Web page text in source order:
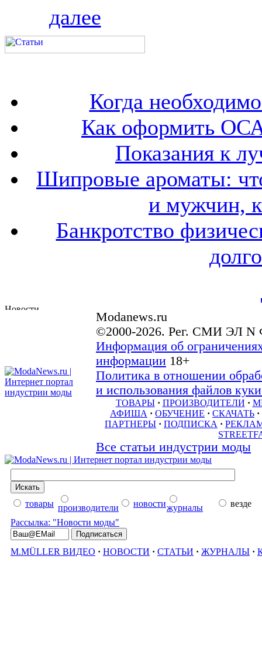
далее
Когда
Как оформить
Показания к
Шипровые ароматы:
и мужчин,
Банкротство
Modanews.ru
©2000-2026. Рег. СМИ ЭЛ N
Информация об
информации 18+
Политика в отношении
и использования файлов
ТОВАРЫ · ПРОИЗВОДИТЕЛИ ·
АФИША · ОБУЧЕНИЕ · СКАЧАТЬ ·
ПАРТНЕРЫ · ПОДПИСКА ·
Все статьи индустрии моды
товары производители новостижурналы
везде
Рассылка: "Новости моды"
M.MÜLLER ВИДЕО · НОВОСТИ · СТАТЬИ · ЖУРНАЛЫ ·